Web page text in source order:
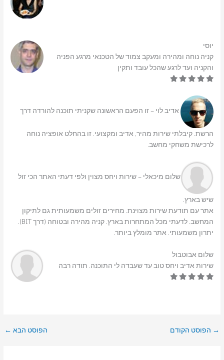
יוסי
קניה נוחה ומהירה ומעקב צמוד של הטכנאי מרגע הפניה
והקניה ועד לרגע שהכל עובד ותקין
אדיב לוי – זו הפעם הראשונה שקניתי תוכנה להורדה דרך
הרשת. קיבלתי שירות מהיר, אדיב ומקצועי. זו בהחלט אופציה נוחה
לרכישת משחקי מחשב.
שלום מיכאלי – שירות ויחס מצוין ולפי דעתי האתר הכי זול
שיש בארץ.
אתר עם תודעת שירות מצוינת. מחירים זולים משמעותית גם לתיקון
המחשב. לדעתי מכל המתחרות בארץ. קניה מהירה ובטוחה (דרך BIT).
יתרון משמעותי. אתר מומלץ ביותר.
שלום אבוטבול
שירות אדיב ויחס טוב עד שעבדה לי התוכנה. תודה רבה
→ הפוסט הקודם הפוסט הבא ←